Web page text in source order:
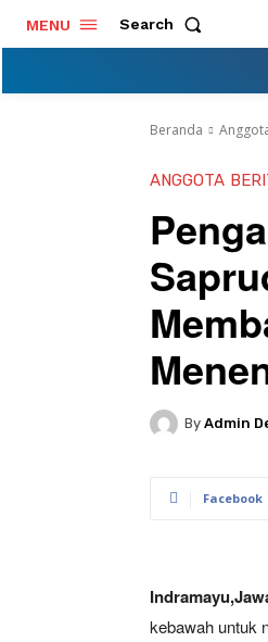
MENU Search
Beranda
ANGGOTA
By Admin
Facebook
kebawah untuk